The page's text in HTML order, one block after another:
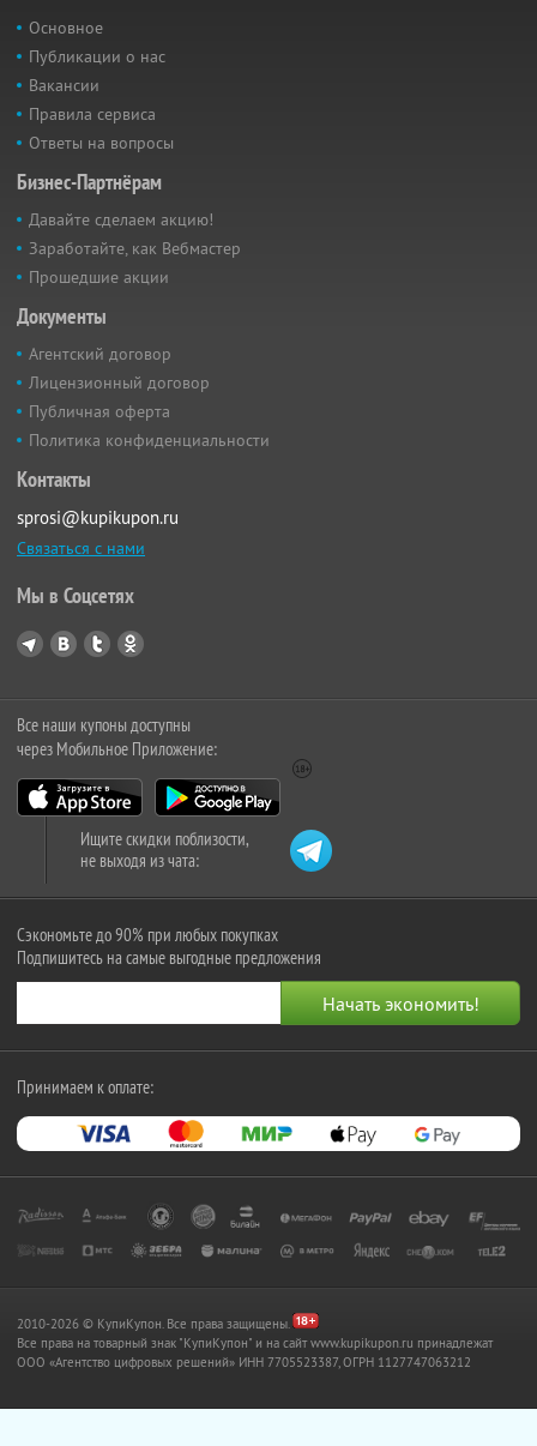
Основное
Публикации о нас
Вакансии
Правила сервиса
Ответы на вопросы
Бизнес-Партнёрам
Давайте сделаем акцию!
Заработайте, как Вебмастер
Прошедшие акции
Документы
Агентский договор
Лицензионный договор
Публичная оферта
Политика конфиденциальности
Контакты
sprosi@kupikupon.ru
Связаться с нами
Мы в Соцсетях
Все наши купоны доступны
через Мобильное Приложение:
Ищите скидки поблизости,
не выходя из чата:
Сэкономьте до 90% при любых покупках
Подпишитесь на самые выгодные предложения
Принимаем к оплате:
2010-2026 © КупиКупон. Все права защищены.
Все права на товарный знак "КупиКупон" и на сайт www.kupikupon.ru принадлежат
OOO «Агентство цифровых решений» ИНН 7705523387, ОГРН 1127747063212